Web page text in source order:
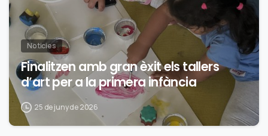
Noticies
Finalitzen amb gran èxit els tallers
d’art per a la primera infància
25 de juny de 2026